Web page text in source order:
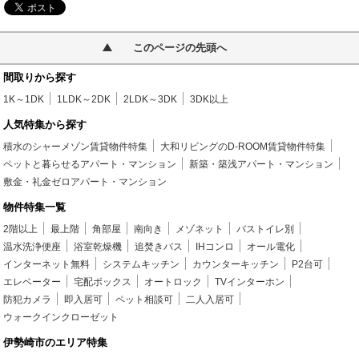
このページの先頭へ
間取りから探す
1K～1DK 1LDK～2DK 2LDK～3DK 3DK以上
人気特集から探す
積水のシャーメゾン賃貸物件特集
大和リビングのD-ROOM賃貸物件特集
ペットと暮らせるアパート・マンション
新築・築浅アパート・マンション
敷金・礼金ゼロアパート・マンション
物件特集一覧
2階以上 最上階 角部屋 南向き メゾネット
バストイレ別
温水洗浄便座
浴室乾燥機 追焚きバス IHコンロ
オール電化
インターネット無料
システムキッチン カウンターキッチン
P2台可
エレベーター
宅配ボックス オートロック
TVインターホン
防犯カメラ
即入居可 ペット相談可
二人入居可
ウォークインクローゼット
伊勢崎市のエリア特集